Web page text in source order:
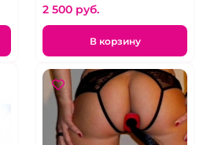
2 500 pуб.
В корзину